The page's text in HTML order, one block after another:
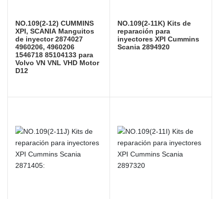
NO.109(2-12) CUMMINS
XPI, SCANIA Manguitos
de inyector 2874027
4960206, 4960206
1546718 85104133 para
Volvo VN VNL VHD Motor
D12
NO.109(2-11K) Kits de
reparación para
inyectores XPI Cummins
Scania 2894920